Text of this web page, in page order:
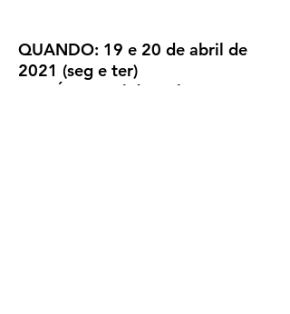
QUANDO: 19 e 20 de abril de
2021 (seg e ter)
HORÁRIO: 14h às 18h